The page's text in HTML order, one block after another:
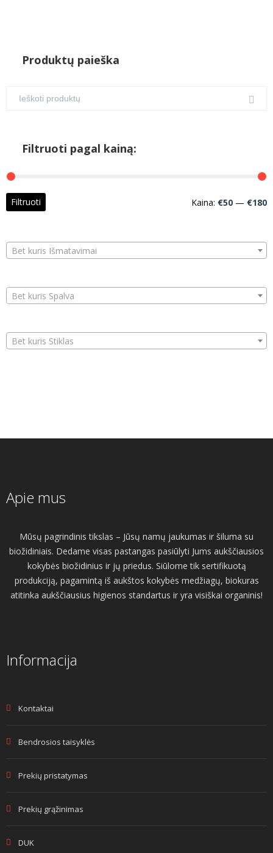
Produktų paieška
Filtruoti pagal kainą:
Filtruoti Kaina: €50 — €180
Bet kuris Išmatavimai
Bet kuris Spalva
Bet kuris Stiklas
Apie mus
Mūsų pagrindinis tikslas – Jūsų namų jaukumas ir šiluma su
biožidiniais. Dedame visas pastangas pasiūlyti Jums aukščiausios
kokybės biožidinius ir jų priedus. Siūlome tik sertifikuotą
produkciją, pagamintą iš aukštos kokybės medžiagų, biokuras
atitinka aukščiausius higienos standartus ir yra visiškai organinis!
Informacija
Kontaktai
Bendrosios taisyklės
Prekių pristatymas
Prekių grąžinimas
DUK